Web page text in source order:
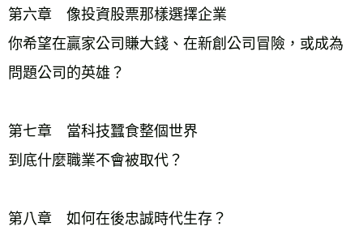
第六章　像投資股票那樣選擇企業
你希望在贏家公司賺大錢、在新創公司冒險，或成為
問題公司的英雄？
第七章　當科技蠶食整個世界
到底什麼職業不會被取代？
第八章　如何在後忠誠時代生存？